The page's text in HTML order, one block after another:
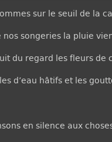
sur le seuil de la
nos songeries la pluie
du regard les fleurs de
d’eau hâtifs et les
en silence aux